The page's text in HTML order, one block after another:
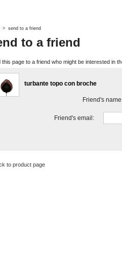
> send to a friend
to a friend
this page to a friend who might be interested in
turbante topo con broche
Friend's
Friend's email:
to product page